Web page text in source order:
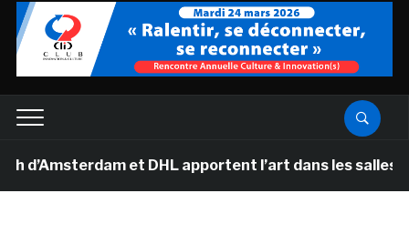
et DHL apportent l’art dans les salles de